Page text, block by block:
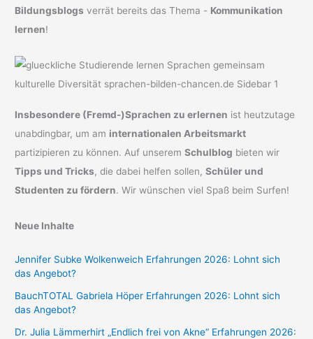
Bildungsblogs verrät bereits das Thema - Kommunikation
lernen!
Insbesondere (Fremd-)Sprachen zu erlernen ist heutzutage
unabdingbar, um am internationalen Arbeitsmarkt
partizipieren zu können. Auf unseremSchulblog bieten wir
Tipps und Tricks, die dabei helfen sollen,Schüler und
Studenten zu fördern. Wir wünschen viel Spaß beim Surfen!
Neue Inhalte
Jennifer Subke Wolkenweich Erfahrungen 2026: Lohnt sich
das Angebot?
BauchTOTAL Gabriela Höper Erfahrungen 2026: Lohnt sich
das Angebot?
Dr. Julia Lämmerhirt „Endlich frei von Akne“ Erfahrungen 2026: